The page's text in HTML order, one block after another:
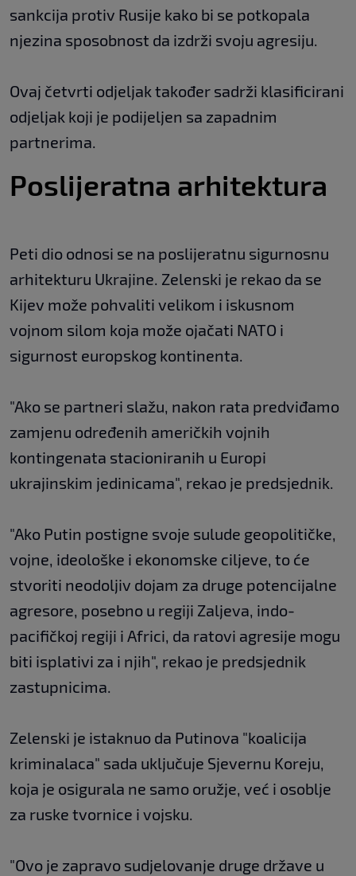
sankcija protiv Rusije kako bi se potkopala
njezina sposobnost da izdrži svoju agresiju.
Ovaj četvrti odjeljak također sadrži klasificirani
odjeljak koji je podijeljen sa zapadnim
partnerima.
Poslijeratna arhitektura
Peti dio odnosi se na poslijeratnu sigurnosnu
arhitekturu Ukrajine. Zelenski je rekao da se
Kijev može pohvaliti velikom i iskusnom
vojnom silom koja može ojačati NATO i
sigurnost europskog kontinenta.
"Ako se partneri slažu, nakon rata predviđamo
zamjenu određenih američkih vojnih
kontingenata stacioniranih u Europi
ukrajinskim jedinicama", rekao je predsjednik.
"Ako Putin postigne svoje sulude geopolitičke,
vojne, ideološke i ekonomske ciljeve, to će
stvoriti neodoljiv dojam za druge potencijalne
agresore, posebno u regiji Zaljeva, indo-
pacifičkoj regiji i Africi, da ratovi agresije mogu
biti isplativi za i njih", rekao je predsjednik
zastupnicima.
Zelenski je istaknuo da Putinova "koalicija
kriminalaca" sada uključuje Sjevernu Koreju,
koja je osigurala ne samo oružje, već i osoblje
za ruske tvornice i vojsku.
"Ovo je zapravo sudjelovanje druge države u